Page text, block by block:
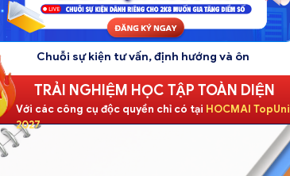
Công cụ lập kế hoạch học tập
TRẢI NGHIỆM HỌC TẬP TOÀN DIỆN
Với các công cụ độc quyền chỉ có tại HOCMAI TopUni
2027